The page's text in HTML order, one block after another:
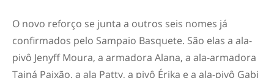
O novo reforço se junta a outros seis nomes já
confirmados pelo Sampaio Basquete. São elas a ala-
pivô Jenyff Moura, a armadora Alana, a ala-armadora
Tainá Paixão, a ala Patty, a pivô Érika e a ala-pivô Gabi